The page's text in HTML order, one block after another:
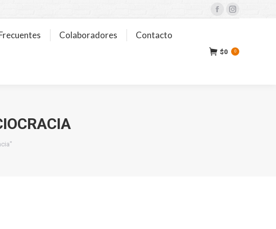
Facebook
Instagram
Colaboradores Contacto
$0 0